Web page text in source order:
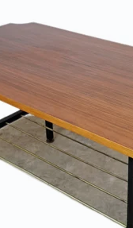
Apri 1